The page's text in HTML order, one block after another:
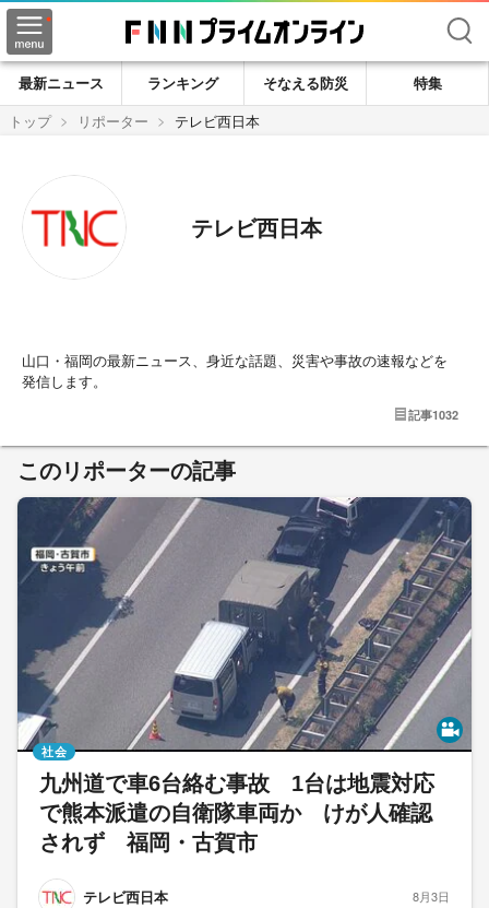
検索
最新ニュース ランキング そなえる防災
特集
トップ
リポーター テレビ西日本
テレビ西日本
山口・福岡の最新ニュース、身近な話題、災害や事故の速報などを
発信します。
記事1032
このリポーターの記事
九州道で車6台絡む事故 1台は地震対応
で熊本派遣の自衛隊車両か けが人確認
されず 福岡・古賀市
テレビ西日本
社会
8月3日